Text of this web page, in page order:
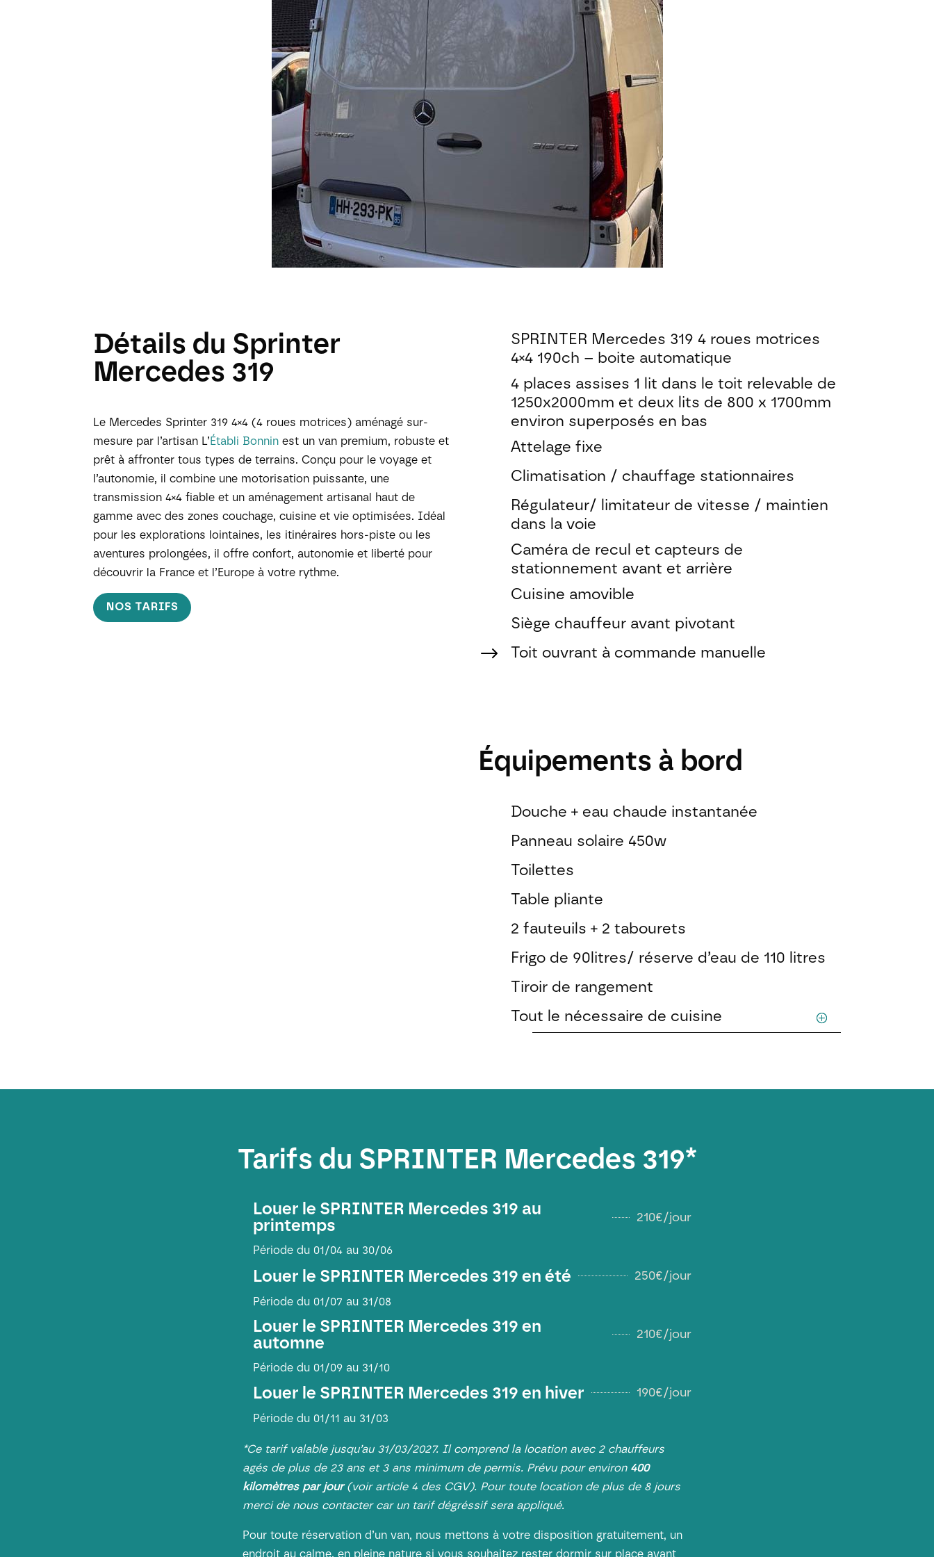
Détails du Sprinter
Mercedes 319
Le Mercedes Sprinter 319 4×4 (4 roues motrices) aménagé sur-
mesure par l’artisan L’Établi Bonnin est un van premium, robuste et
prêt à affronter tous types de terrains. Conçu pour le voyage et
l’autonomie, il combine une motorisation puissante, une
transmission 4×4 fiable et un aménagement artisanal haut de
gamme avec des zones couchage, cuisine et vie optimisées. Idéal
pour les explorations lointaines, les itinéraires hors-piste ou les
aventures prolongées, il offre confort, autonomie et liberté pour
découvrir la France et l’Europe à votre rythme.
NOS TARIFS
SPRINTER Mercedes 319 4 roues motrices
4×4 190ch – boite automatique
4 places assises 1 lit dans le toit relevable de
1250x2000mm et deux lits de 800 x 1700mm
environ superposés en bas
Attelage fixe
Climatisation / chauffage stationnaires
Régulateur/ limitateur de vitesse / maintien
dans la voie
Caméra de recul et capteurs de
stationnement avant et arrière
Cuisine amovible
Siège chauffeur avant pivotant
$ Toit ouvrant à commande manuelle
Équipements à bord
Douche + eau chaude instantanée
Panneau solaire 450w
Toilettes
Table pliante
2 fauteuils + 2 tabourets
Frigo de 90litres/ réserve d’eau de 110 litres
Tiroir de rangement
Tout le nécessaire de cuisine
Tarifs du SPRINTER Mercedes 319*
Louer le SPRINTER Mercedes 319 au
printemps
210€/jour
Période du 01/04 au 30/06
Louer le SPRINTER Mercedes 319 en été 250€/jour
Période du 01/07 au 31/08
Louer le SPRINTER Mercedes 319 en
automne
210€/jour
Période du 01/09 au 31/10
Louer le SPRINTER Mercedes 319 en hiver 190€/jour
Période du 01/11 au 31/03
*Ce tarif valable jusqu’au 31/03/2027. Il comprend la location avec 2 chauffeurs
agés de plus de 23 ans et 3 ans minimum de permis. Prévu pour environ 400
kilomètres par jour(voir article 4 des CGV). Pour toute location de plus de 8 jours
merci de nous contacter car un tarif dégréssif sera appliqué.
Pour toute réservation d’un van, nous mettons à votre disposition gratuitement, un
endroit au calme, en pleine nature si vous souhaitez rester dormir sur place avant